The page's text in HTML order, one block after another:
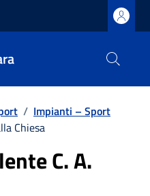
/ Impianti – Sport
Chiesa
C. A.